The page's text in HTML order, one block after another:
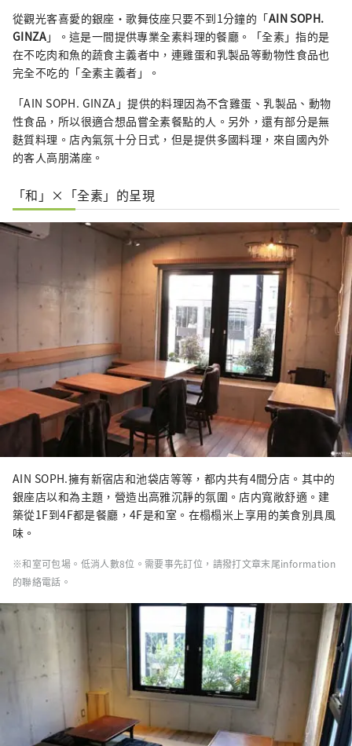
從觀光客喜愛的銀座・歌舞伎座只要不到1分鐘的「AIN SOPH.
GINZA」。這是一間提供專業全素料理的餐廳。「全素」指的是
在不吃肉和魚的蔬食主義者中，連雞蛋和乳製品等動物性食品也
完全不吃的「全素主義者」。
「AIN SOPH. GINZA」提供的料理因為不含雞蛋、乳製品、動物
性食品，所以很適合想品嘗全素餐點的人。另外，還有部分是無
麩質料理。店內氣氛十分日式，但是提供多國料理，來自國內外
的客人高朋滿座。
「和」×「全素」的呈現
AIN SOPH.擁有新宿店和池袋店等等，都内共有4間分店。其中的
銀座店以和為主題，營造出高雅沉靜的氛圍。店内寬敞舒適。建
築從1F到4F都是餐廳，4F是和室。在榻榻米上享用的美食別具風
味。
※和室可包場。低消人數8位。需要事先訂位，請撥打文章末尾information
的聯絡電話。